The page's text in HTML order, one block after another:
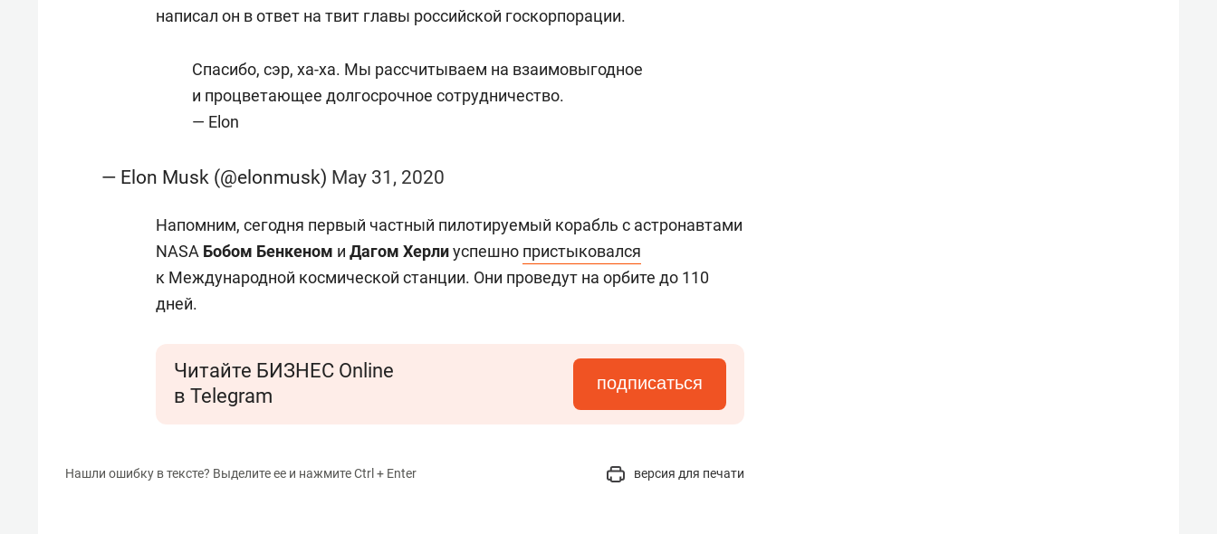
написал он в ответ на твит главы российской госкорпорации.
Спасибо, сэр, ха-ха. Мы рассчитываем на взаимовыгодное
и процветающее долгосрочное сотрудничество.
— Elon
— Elon Musk (@elonmusk) May 31, 2020
Напомним, сегодня первый частный пилотируемый корабль с астронавтами
NASA Бобом Бенкеном и Дагом Херлиуспешно пристыковался
к Международной космической станции. Они проведут на орбите до 110
дней.
Читайте БИЗНЕС Online
в Telegram
подписаться
Нашли ошибку в тексте? Выделите ее и нажмите Ctrl + Enter версия для печати